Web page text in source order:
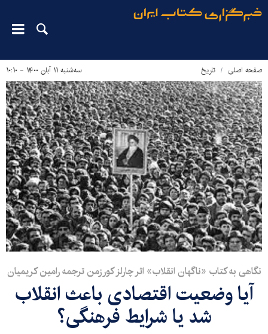
صفحه اصلی تاریخ سه‌شنبه ۱۱ آبان ۱۴۰۰ - ۱۰:۱۰
نگاهی به کتاب «ناگهان انقلاب» اثر چارلز کورزمن ترجمه رامین کریمیان
آیا وضعیت اقتصادی باعث انقلاب
شد یا شرایط فرهنگی؟